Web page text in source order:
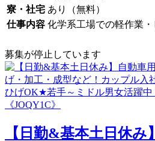
寮・社宅 あり（無料）
仕事内容 化学系工場での軽作業
募集が停止しています
【日勤&基本土日休み